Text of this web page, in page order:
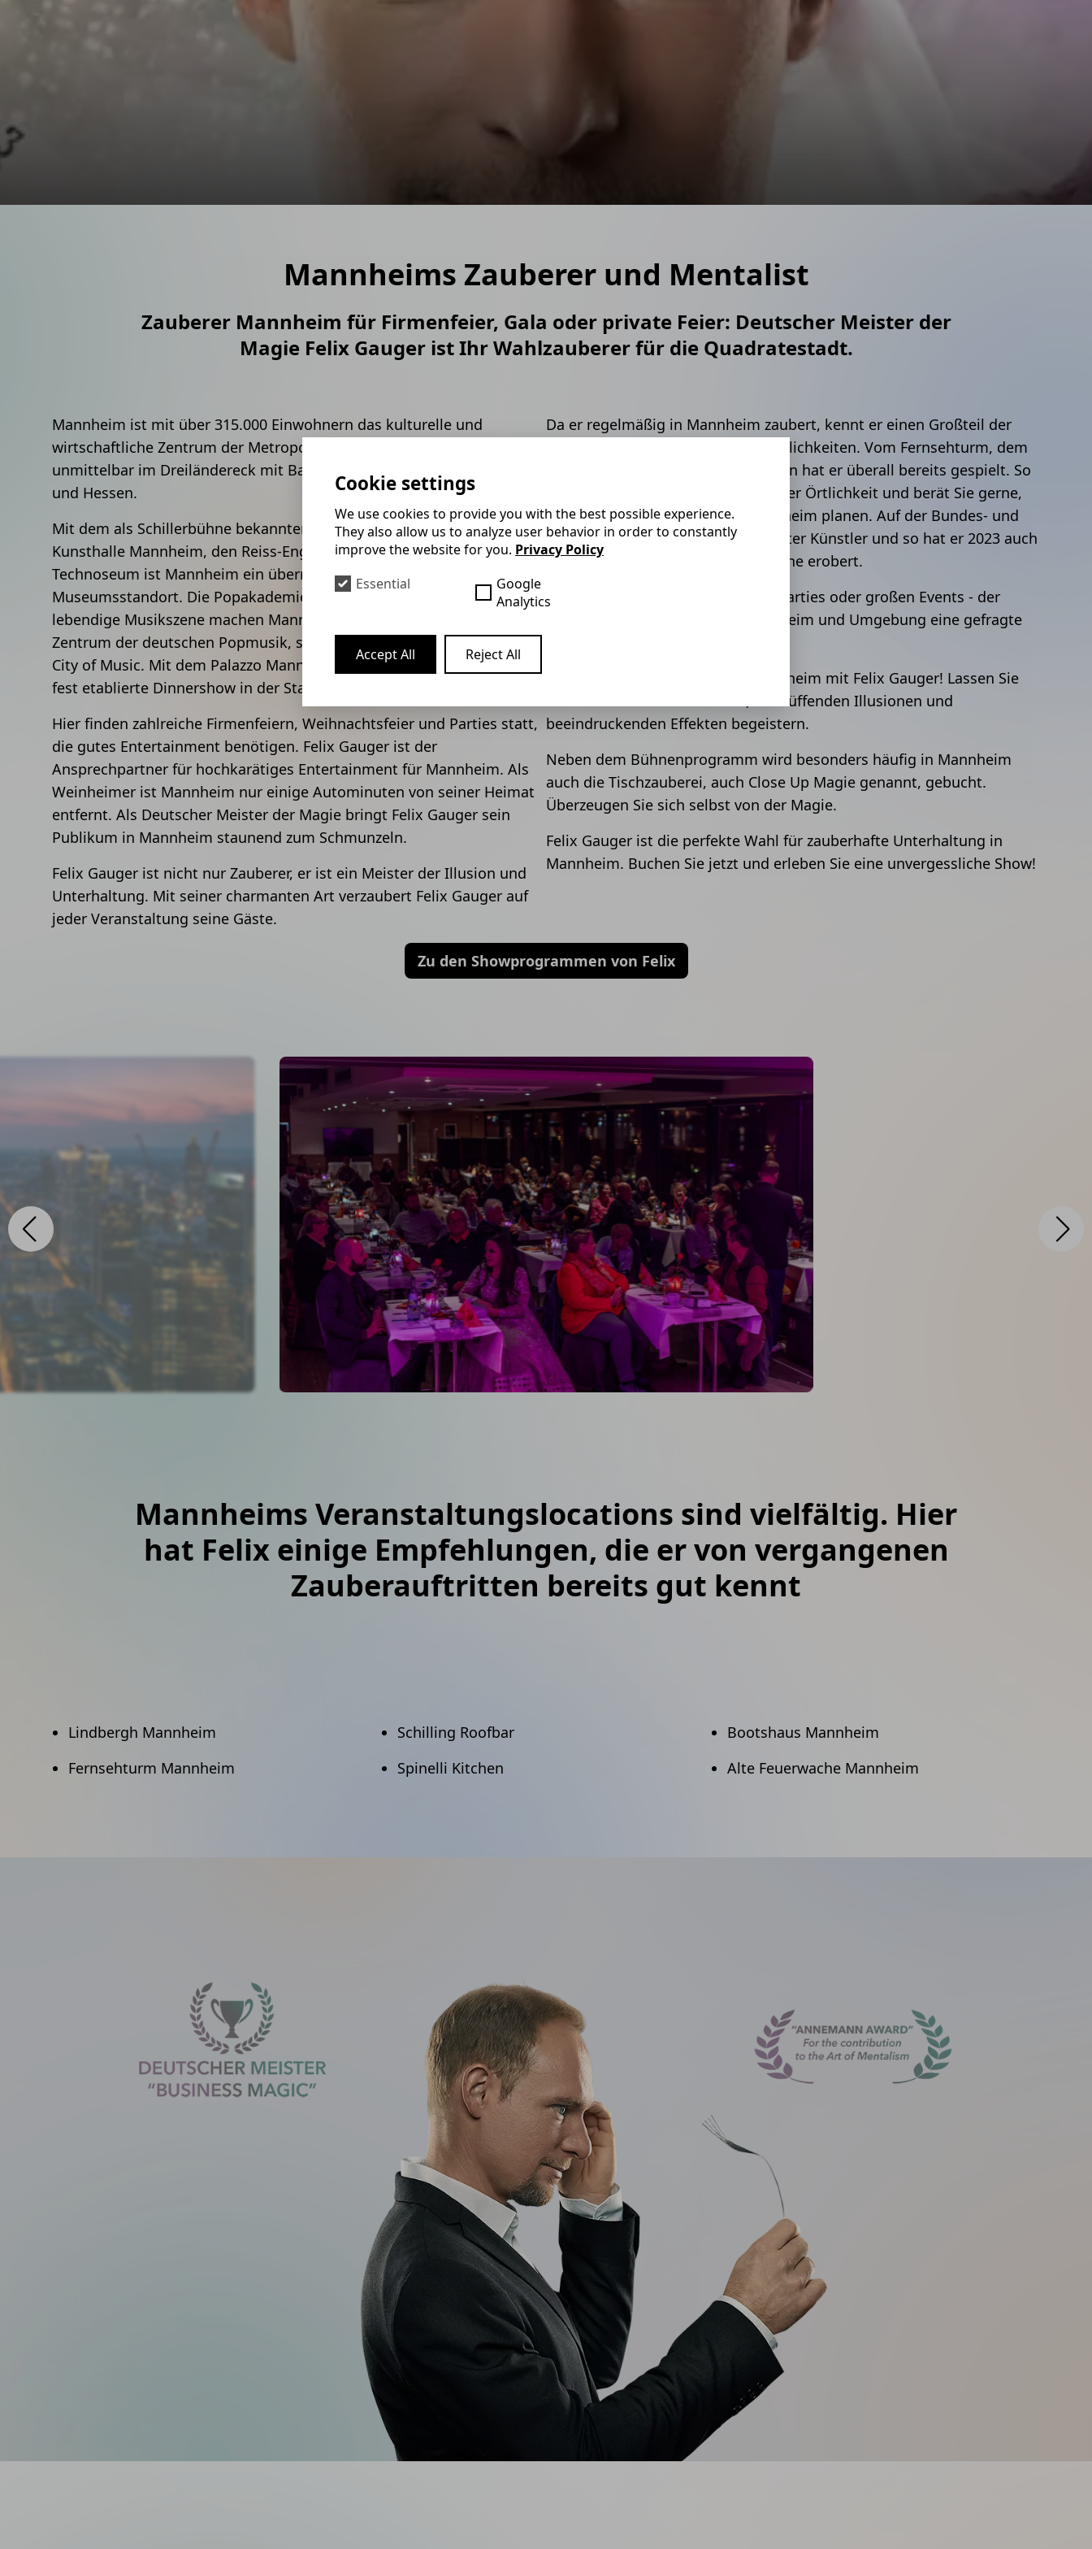
Moderation
Mannheims Zauberer und Mentalist
Zauberer Mannheim für Firmenfeier, Gala oder private Feier: Deutscher Meister der
Magie Felix Gauger ist Ihr Wahlzauberer für die Quadratestadt.
Mannheim ist mit über 315.000 Einwohnern das kulturelle und
wirtschaftliche Zentrum der Metropolregion Rhein-Neckar und liegt
unmittelbar im Dreiländereck mit Baden-Württemberg, Rheinland-Pfalz
und Hessen.
Mit dem als Schillerbühne bekannten Nationaltheater Mannheim, der
Kunsthalle Mannheim, den Reiss-Engelhorn-Museen und dem
Technoseum ist Mannheim ein überregional bedeutender Theater- und
Museumsstandort. Die Popakademie Baden-Württemberg und eine
lebendige Musikszene machen Mannheim auch zu einem wichtigen
Zentrum der deutschen Popmusik, seit 2014 ist Mannheim UNESCO
City of Music. Mit dem Palazzo Mannheim hat Mannheim zudem eine
fest etablierte Dinnershow in der Stadt während der Wintermonate.
Hier finden zahlreiche Firmenfeiern, Weihnachtsfeier und Parties statt,
die gutes Entertainment benötigen. Felix Gauger ist der
Ansprechpartner für hochkarätiges Entertainment für Mannheim. Als
Weinheimer ist Mannheim nur einige Autominuten von seiner Heimat
entfernt. Als Deutscher Meister der Magie bringt Felix Gauger sein
Publikum in Mannheim staunend zum Schmunzeln.
Felix Gauger ist nicht nur Zauberer, er ist ein Meister der Illusion und
Unterhaltung. Mit seiner charmanten Art verzaubert Felix Gauger auf
jeder Veranstaltung seine Gäste.
Da er regelmäßig in Mannheim zaubert, kennt er einen Großteil der
Veranstaltungslocations und Räumlichkeiten. Vom Fernsehturm, dem
Lindbergh, Marriot und Rosengarten hat er überall bereits gespielt. So
kennt er die Vor- und Nachteile jeder Örtlichkeit und berät Sie gerne,
wenn Sie Ihre Firmenfeier in Mannheim planen. Auf der Bundes- und
Landesgartenschau ist Felix gesetzter Künstler und so hat er 2023 auch
in Mannheim auf der Buga die Bühne erobert.
Ob auf Firmenfeiern, Geburtstagsparties oder großen Events - der
Zauberer Felix Gauger ist in Mannheim und Umgebung eine gefragte
Entdecken Sie die Magie von Mannheim mit Felix Gauger! Lassen Sie
sich von Kartenkunststücken, verblüffenden Illusionen und
beeindruckenden Effekten begeistern.
Neben dem Bühnenprogramm wird besonders häufig in Mannheim
auch die Tischzauberei, auch Close Up Magie genannt, gebucht.
Überzeugen Sie sich selbst von der Magie.
Felix Gauger ist die perfekte Wahl für zauberhafte Unterhaltung in
Mannheim. Buchen Sie jetzt und erleben Sie eine unvergessliche Show!
Zu den Showprogrammen von Felix
Mannheims Veranstaltungslocations sind vielfältig. Hier
hat Felix einige Empfehlungen, die er von vergangenen
Zauberauftritten bereits gut kennt
Lindbergh Mannheim
Fernsehturm Mannheim
Schilling Roofbar
Spinelli Kitchen
Bootshaus Mannheim
Alte Feuerwache Mannheim
Cookie settings
We use cookies to provide you with the best possible experience.
They also allow us to analyze user behavior in order to constantly
improve the website for you. Privacy Policy
Essential
Google
Analytics
Accept All Reject All